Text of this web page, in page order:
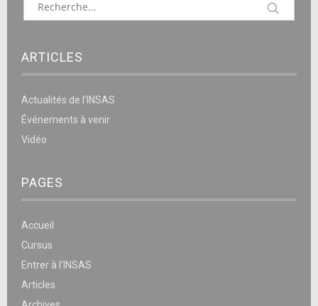
ARTICLES
Actualités de l’INSAS
Événements à venir
Vidéo
PAGES
Accueil
Cursus
Entrer à l’INSAS
Articles